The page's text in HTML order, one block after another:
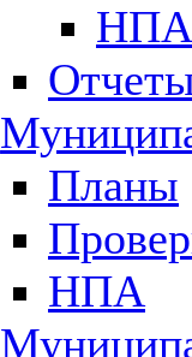
НПА
Планы
НПА